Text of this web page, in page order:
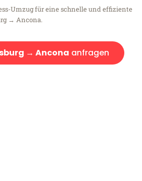
Umzug für eine schnelle und effiziente
→ Ancona.
→ Ancona anfragen